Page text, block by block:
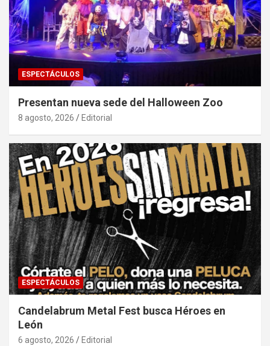
ESPECTÁCULOS
Presentan nueva sede del Halloween Zoo
8 agosto, 2026 Editorial
ESPECTÁCULOS
Candelabrum Metal Fest busca Héroes en
León
6 agosto, 2026 Editorial